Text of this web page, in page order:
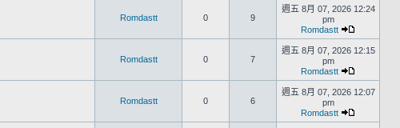
Romdastt 0 9
週五 8月 07, 2026 12:24
pm
Romdastt
Romdastt 0 7
週五 8月 07, 2026 12:15
pm
Romdastt
Romdastt 0 6
週五 8月 07, 2026 12:07
pm
Romdastt